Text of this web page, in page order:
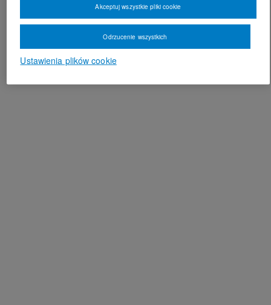
Ustawienia plików cookie
Odrzucenie wszystkich
Akceptuj wszystkie pliki cookie